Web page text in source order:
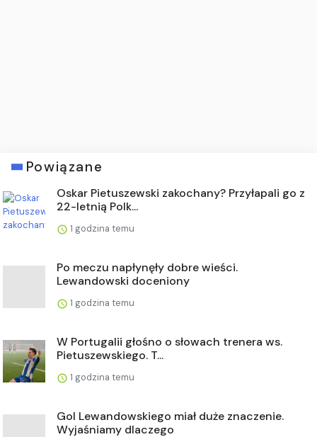
Powiązane
Oskar Pietuszewski zakochany? Przyłapali go z
22-letnią Polk...
1 godzina temu
Po meczu napłynęły dobre wieści.
Lewandowski doceniony
1 godzina temu
W Portugalii głośno o słowach trenera ws.
Pietuszewskiego. T...
1 godzina temu
Gol Lewandowskiego miał duże znaczenie.
Wyjaśniamy dlaczego